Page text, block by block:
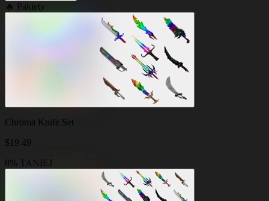
🔥 Pakiety
Chroma Knife Set
$ 19.49
8% TANIEJ